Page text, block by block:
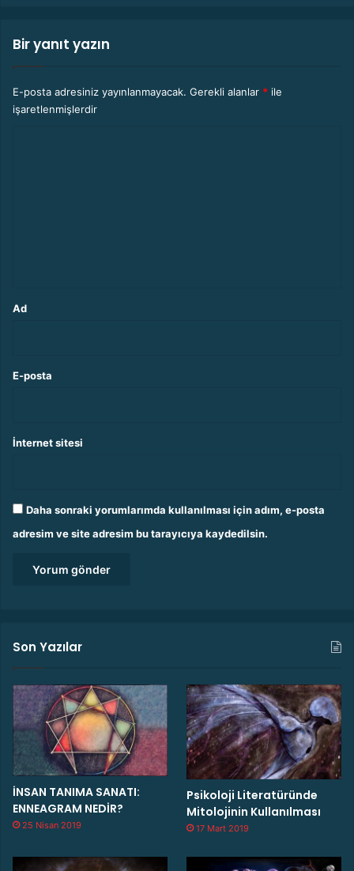
Bir yanıt yazın
E-posta adresiniz yayınlanmayacak. Gerekli alanlar * ile
işaretlenmişlerdir
Ad
E-posta
İnternet sitesi
Daha sonraki yorumlarımda kullanılması için adım, e-posta
adresim ve site adresim bu tarayıcıya kaydedilsin.
Son Yazılar
İNSAN TANIMA SANATI:
ENNEAGRAM NEDİR?
25 Nisan 2019
Psikoloji Literatüründe
Mitolojinin Kullanılması
17 Mart 2019